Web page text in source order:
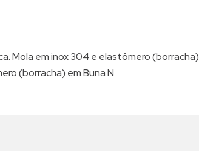
Mola em inox 304 e elastômero (borracha)
(borracha) em Buna N.